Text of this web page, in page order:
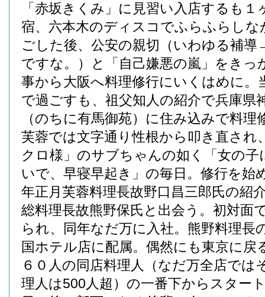
「赤坂きくみ」に見習い入店するも１
宿、六本木のディスコでふらふらしな
ごした後、公安の親切（いわゆる補
ですな。）と「自己嫌悪の嵐」をきっ
事から大阪へ料理修行にいくはめに。
で過ごすも、祖父知人の紹介で兵庫県
（のちに有馬御苑）に住み込みで料理
芙蓉では文字通り性根から叩き直され
クロ様」のサブちゃんの如く「女の子
いで、早寝早起き」の毎日。修行を始
年正月芙蓉料理長故野口昌三郎氏の紹
総料理長故熊野保氏と出会う。初対面
られ、同年なだ万に入社。熊野料理長
国ホテル店に配属。偶然にも東京に戻
６０人の同店料理人（なだ万全店では
理人は500人超）の一番下からスター